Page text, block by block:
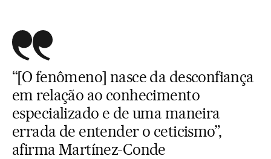
“[O fenômeno] nasce da desconfiança
em relação ao conhecimento
especializado e de uma maneira
errada de entender o ceticismo”,
afirma Martínez-Conde